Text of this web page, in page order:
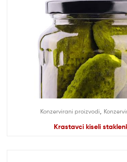
Konzervirani proizvodi
Krastavci kiseli